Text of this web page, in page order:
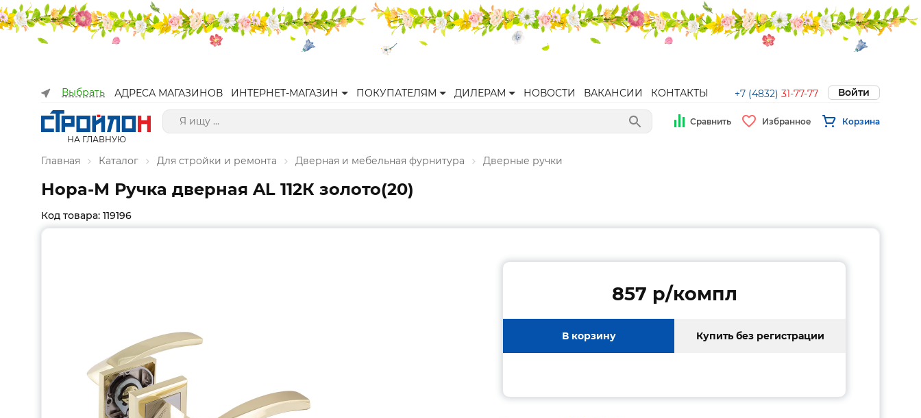
Выбрать АДРЕСА МАГАЗИНОВ ИНТЕРНЕТ-МАГАЗИН ПОКУПАТЕЛЯМ ДИЛЕРАМ НОВОСТИ ВАКАНСИИ КОНТАКТЫ +7 (4832) 31-77-77 Войти
НА ГЛАВНУЮ
Сравнить Избранное Корзина
Главная Каталог Для стройки и ремонта Дверная и мебельная фурнитура Дверные ручки
Нора-М Ручка дверная AL 112К золото(20)
Код товара: 119196
857 p/компл
В корзину Купить без регистрации